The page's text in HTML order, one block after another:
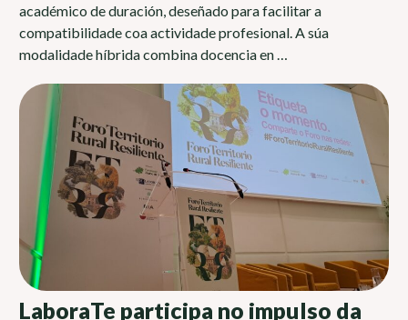
académico de duración, deseñado para facilitar a
compatibilidade coa actividade profesional. A súa
modalidade híbrida combina docencia en …
LaboraTe participa no impulso da